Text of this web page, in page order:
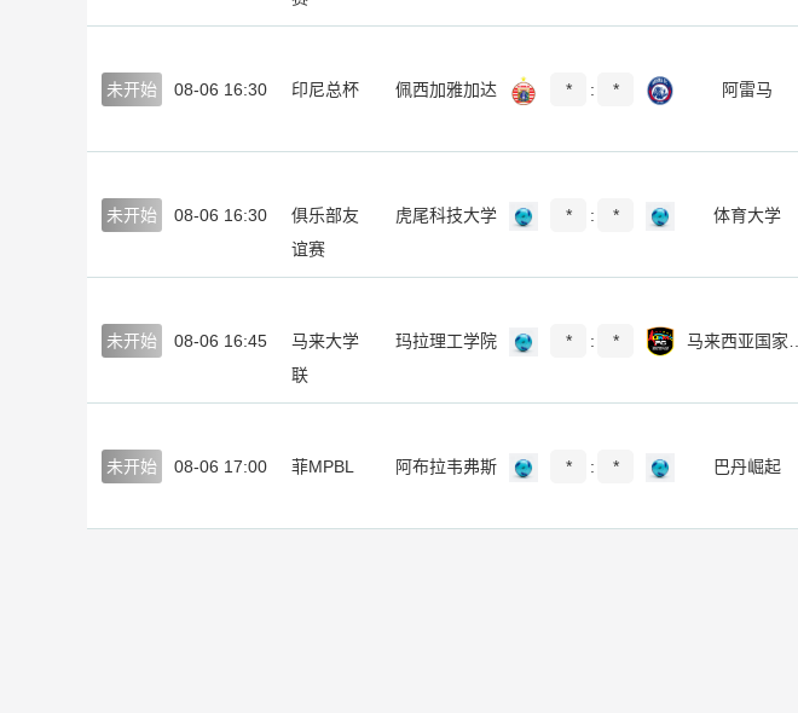
未开始 08-06 16:30 印尼总杯 佩西加雅加达 * : * 阿雷马
未开始 08-06 16:30
俱乐部友
谊赛
虎尾科技大学 * : * 体育大学
未开始 08-06 16:45
马来大学
联
玛拉理工学院 * : *
未开始 08-06 17:00 菲MPBL 阿布拉韦弗斯 * : * 巴丹崛起